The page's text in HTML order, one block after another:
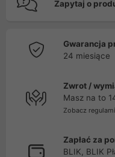
Zapytaj o
Gwarancja
24 miesiące
Zwrot /
Masz na to
Zobacz
Zapłać za
BLIK, BLIK